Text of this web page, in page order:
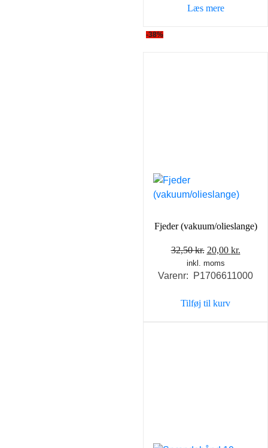
Læs mere
-38%
Fjeder (vakuum/olieslange)
32,50kr. Den
oprindelige
pris
32,50 kr..
20,00 kr.
pris
inkl. moms
Varenr: P1706611000
Tilføj til kurv